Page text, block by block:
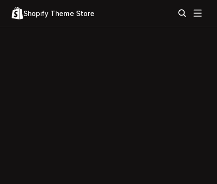
Shopify Theme Store